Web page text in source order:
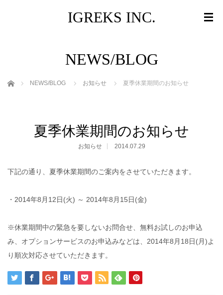
IGREKS INC.
NEWS/BLOG
ホーム NEWS/BLOG お知らせ 夏季休業期間のお知らせ
夏季休業期間のお知らせ
お知らせ 2014.07.29
下記の通り、夏季休業期間のご案内をさせていただきます。
・2014年8月12日(火) ～ 2014年8月15日(金)
※休業期間中の緊急を要しないお問合せ、無料お試しのお申込
み、オプションサービスのお申込みなどは、2014年8月18日(月)よ
り順次対応させていただきます。